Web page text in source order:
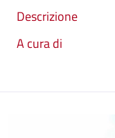
Descrizione
A cura di